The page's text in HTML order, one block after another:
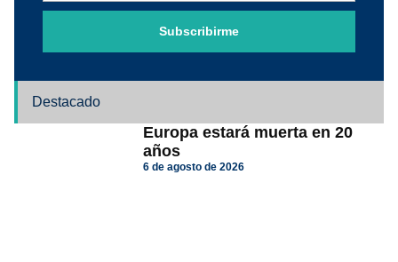
Subscribirme
Destacado
Europa estará muerta en 20
años
6 de agosto de 2026